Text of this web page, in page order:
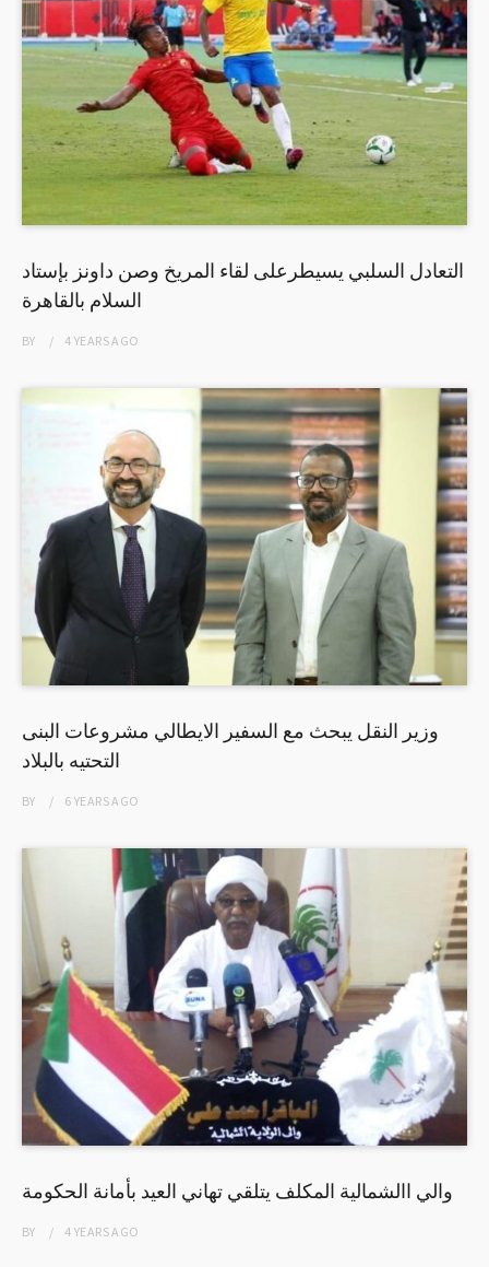
التعادل السلبي يسيطرعلى لقاء المريخ وصن داونز بإستاد
السلام بالقاهرة
BY 4 YEARSAGO
وزير النقل يبحث مع السفير الايطالي مشروعات البنى
التحتيه بالبلاد
BY 6 YEARSAGO
والي االشمالية المكلف يتلقي تهاني العيد بأمانة الحكومة
BY 4 YEARSAGO